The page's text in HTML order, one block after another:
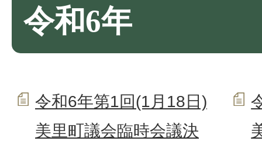
令和6年
令和6年第1回(1月18日)
美里町議会臨時会議決